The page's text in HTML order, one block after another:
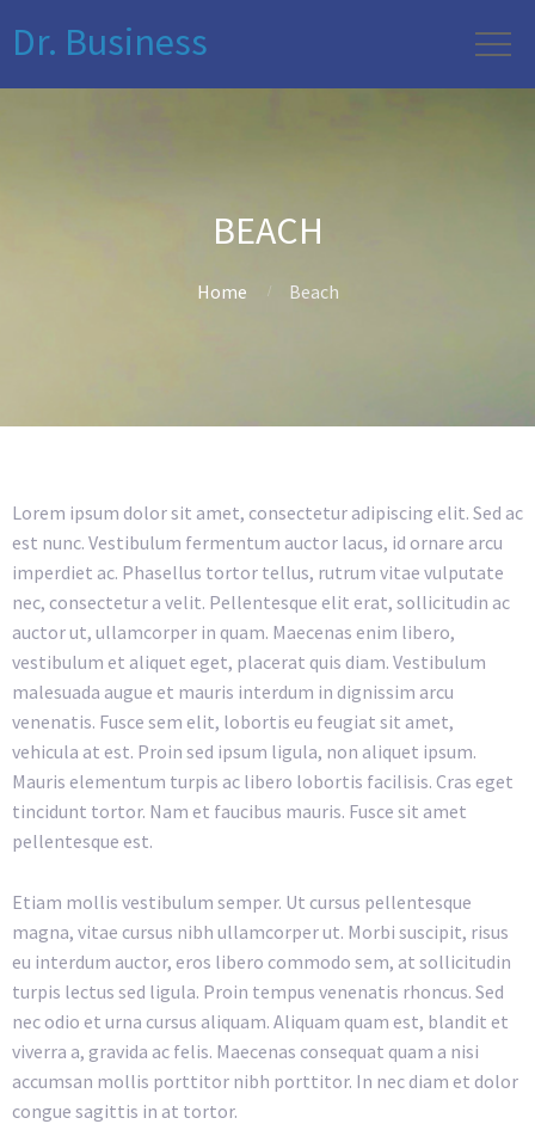
Dr. Business
BEACH
Home Beach
Lorem ipsum dolor sit amet, consectetur adipiscing elit. Sed ac
est nunc. Vestibulum fermentum auctor lacus, id ornare arcu
imperdiet ac. Phasellus tortor tellus, rutrum vitae vulputate
nec, consectetur a velit. Pellentesque elit erat, sollicitudin ac
auctor ut, ullamcorper in quam. Maecenas enim libero,
vestibulum et aliquet eget, placerat quis diam. Vestibulum
malesuada augue et mauris interdum in dignissim arcu
venenatis. Fusce sem elit, lobortis eu feugiat sit amet,
vehicula at est. Proin sed ipsum ligula, non aliquet ipsum.
Mauris elementum turpis ac libero lobortis facilisis. Cras eget
tincidunt tortor. Nam et faucibus mauris. Fusce sit amet
pellentesque est.
Etiam mollis vestibulum semper. Ut cursus pellentesque
magna, vitae cursus nibh ullamcorper ut. Morbi suscipit, risus
eu interdum auctor, eros libero commodo sem, at sollicitudin
turpis lectus sed ligula. Proin tempus venenatis rhoncus. Sed
nec odio et urna cursus aliquam. Aliquam quam est, blandit et
viverra a, gravida ac felis. Maecenas consequat quam a nisi
accumsan mollis porttitor nibh porttitor. In nec diam et dolor
congue sagittis in at tortor.